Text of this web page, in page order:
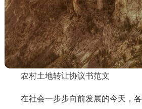
农村土地转让协议书范文
在社会一步步向前发展的今天，